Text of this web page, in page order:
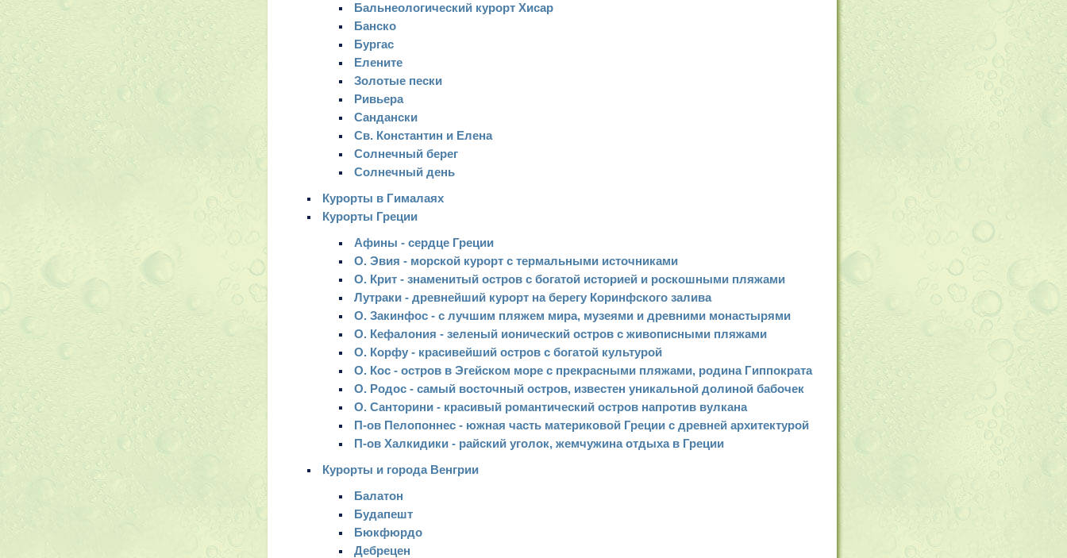
Бальнеологический курорт Хисар
Банско
Бургас
Елените
Золотые пески
Ривьера
Сандански
Св. Константин и Елена
Солнечный берег
Солнечный день
Курорты в Гималаях
Курорты Греции
Афины - сердце Греции
О. Эвия - морской курорт с термальными источниками
О. Крит - знаменитый остров с богатой историей и роскошными пляжами
Лутраки - древнейший курорт на берегу Коринфского залива
О. Закинфос - с лучшим пляжем мира, музеями и древними монастырями
О. Кефалония - зеленый ионический остров с живописными пляжами
О. Корфу - красивейший остров с богатой культурой
О. Кос - остров в Эгейском море с прекрасными пляжами, родина Гиппократа
О. Родос - самый восточный остров, известен уникальной долиной бабочек
О. Санторини - красивый романтический остров напротив вулкана
П-ов Пелопоннес - южная часть материковой Греции с древней архитектурой
П-ов Халкидики - райский уголок, жемчужина отдыха в Греции
Курорты и города Венгрии
Балатон
Будапешт
Бюкфюрдо
Дебрецен